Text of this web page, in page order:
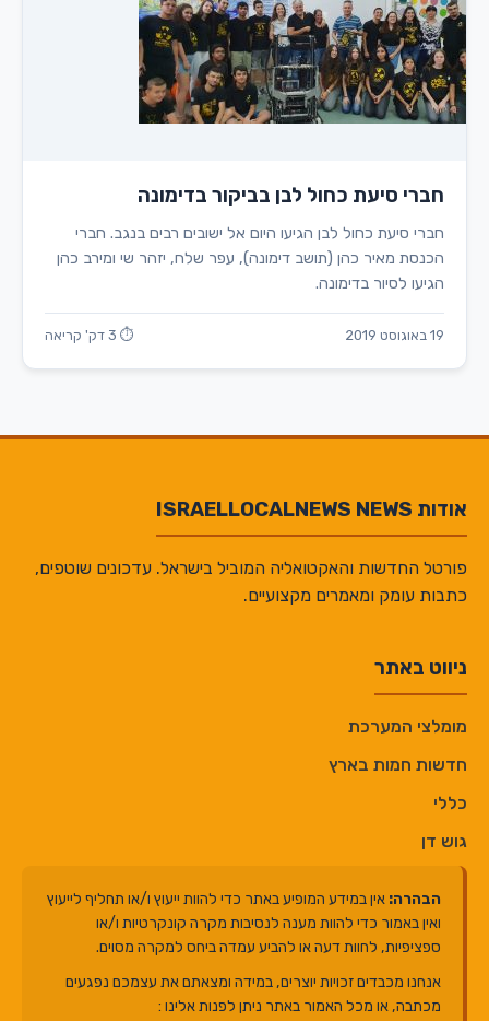
חברי סיעת כחול לבן בביקור בדימונה
חברי סיעת כחול לבן הגיעו היום אל ישובים רבים בנגב. חברי
הכנסת מאיר כהן (תושב דימונה), עפר שלח, יזהר שי ומירב כהן
הגיעו לסיור בדימונה.
19 באוגוסט 2019 ⏱ 3 דק' קריאה
אודות ISRAELLOCALNEWS NEWS
פורטל החדשות והאקטואליה המוביל בישראל. עדכונים שוטפים,
כתבות עומק ומאמרים מקצועיים.
ניווט באתר
מומלצי המערכת
חדשות חמות בארץ
כללי
גוש דן
הבהרה: אין במידע המופיע באתר כדי להוות ייעוץ ו/או תחליף לייעוץ
ואין באמור כדי להוות מענה לנסיבות מקרה קונקרטיות ו/או
ספציפיות, לחוות דעה או להביע עמדה ביחס למקרה מסוים.
אנחנו מכבדים זכויות יוצרים, במידה ומצאתם את עצמכם נפגעים
מכתבה, או מכל האמור באתר ניתן לפנות אלינו :